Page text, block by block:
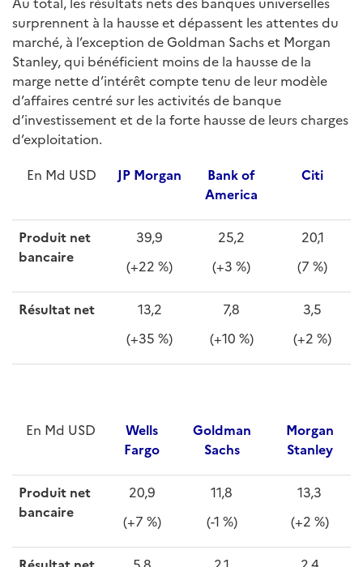
surprennent à la hausse et dépassent les attentes du
marché, à l’exception de Goldman Sachs et Morgan
Stanley, qui bénéficient moins de la hausse de la
marge nette d’intérêt compte tenu de leur modèle
d’affaires centré sur les activités de banque
d’investissement et de la forte hausse de leurs charges
d’exploitation.
En Md USD
JP Morgan
Bank of
America
Citi
Produit net
bancaire
39,9
(+22 %)
25,2
(+3 %)
20,1
(7 %)
Résultat net
13,2
(+35 %)
7,8
(+10 %)
3,5
(+2 %)
En Md USD
Wells
Fargo
Goldman
Sachs
Morgan
Stanley
Produit net
bancaire
20,9
(+7 %)
11,8
(-1 %)
13,3
(+2 %)